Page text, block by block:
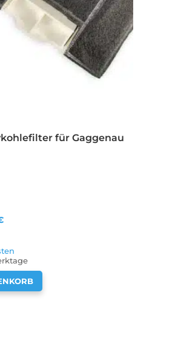
für Gaggenau